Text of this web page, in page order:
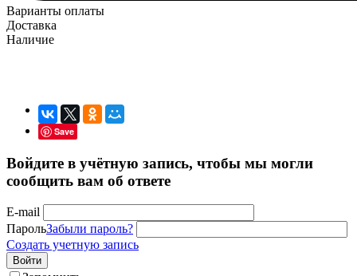
Варианты оплаты
Доставка
Наличие
Save
Войдите в учётную запись, чтобы мы могли
сообщить вам об ответе
E-mail
ПарольЗабыли пароль?
Создать учетную запись
Войти